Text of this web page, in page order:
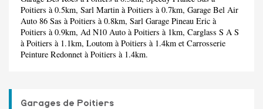
Poitiers à 0.5km, Sarl Martin à Poitiers à 0.7km, Garage Bel Air
Auto 86 Sas à Poitiers à 0.8km, Sarl Garage Pineau Eric à
Poitiers à 0.9km, Ad N10 Auto à Poitiers à 1km, Carglass S A S
à Poitiers à 1.1km, Loutom à Poitiers à 1.4km et Carrosserie
Peinture Redonnet à Poitiers à 1.4km.
Garages de Poitiers